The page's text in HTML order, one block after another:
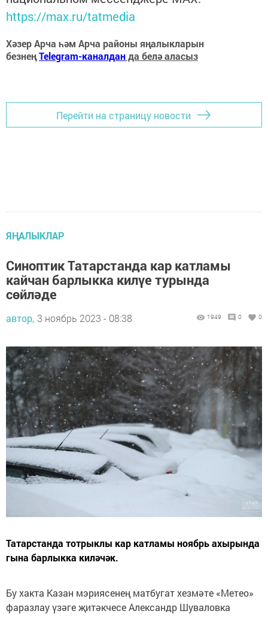
https://max.ru/tatmedia
Хәзер Арча һәм Арча районы яңалыкларын
безнеңTelegram-каналданда белә аласыз
Перейти на страницу новости
ЯҢАЛЫКЛАР
Синоптик Татарстанда кар катламы
кайчан барлыкка килүе турында
сөйләде
автор, 3 ноябрь 2023 - 08:38 1949 0 0
Татарстанда тотрыклы кар катламы ноябрь ахырында
гына барлыкка киләчәк.
Бу хакта Казан мэриясенең матбугат хезмәте «Метео»
фаразлау үзәге җитәкчесе Александр Шуваловка